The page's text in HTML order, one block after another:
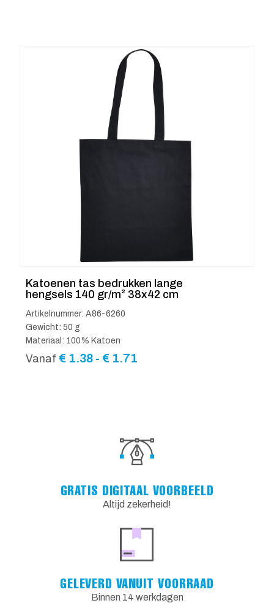
Katoenen tas bedrukken lange
hengsels 140 gr/m² 38x42 cm
Artikelnummer: A86-6260
Gewicht: 50 g
Materiaal: 100% Katoen
Vanaf € 1.38 - € 1.71
GRATIS DIGITAAL VOORBEELD
Altijd zekerheid!
GELEVERD VANUIT VOORRAAD
Binnen 14 werkdagen